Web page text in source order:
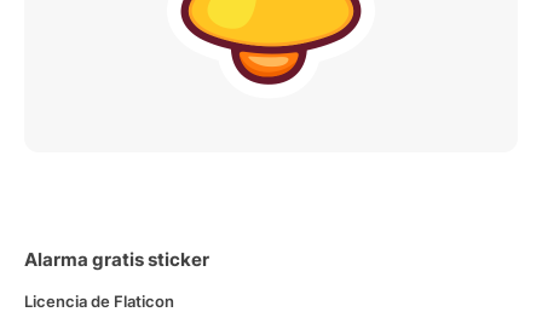
Alarma gratis sticker
Licencia de Flaticon